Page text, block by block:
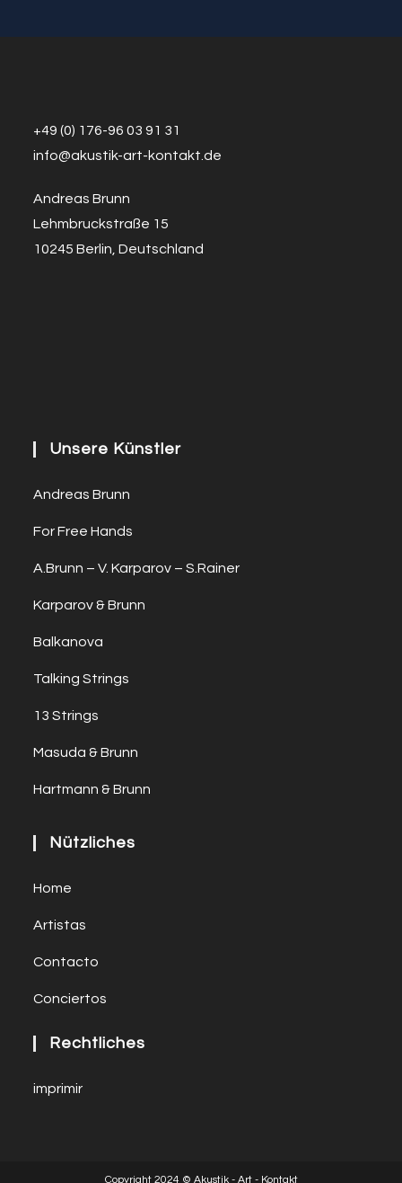
+49 (0) 176-96 03 91 31
info@akustik-art-kontakt.de
Andreas Brunn
Lehmbruckstraße 15
10245 Berlin, Deutschland
Unsere Künstler
Andreas Brunn
For Free Hands
A.Brunn – V. Karparov – S.Rainer
Karparov & Brunn
Balkanova
Talking Strings
13 Strings
Masuda & Brunn
Hartmann & Brunn
Nützliches
Home
Artistas
Contacto
Conciertos
Rechtliches
imprimir
Copyright 2024 © Akustik - Art - Kontakt